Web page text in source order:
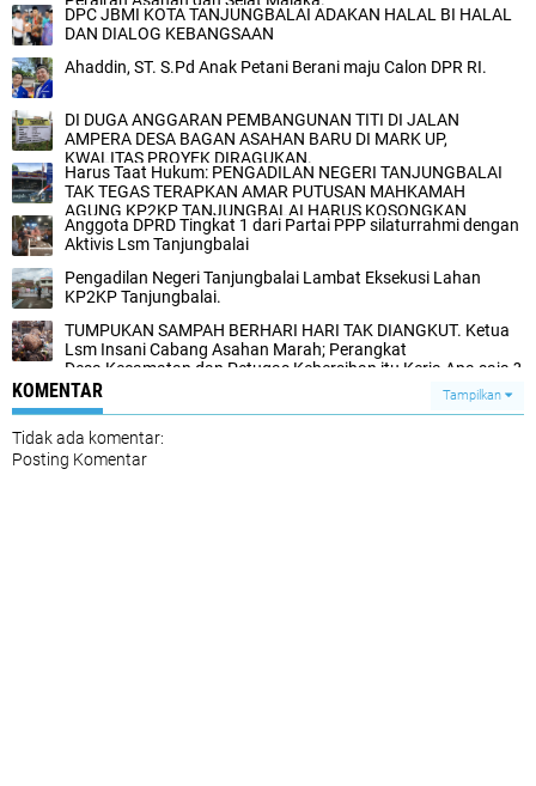
DPC JBMI KOTA TANJUNGBALAI ADAKAN HALAL BI HALAL
DAN DIALOG KEBANGSAAN
Ahaddin, ST. S.Pd Anak Petani Berani maju Calon DPR RI.
DI DUGA ANGGARAN PEMBANGUNAN TITI DI JALAN
AMPERA DESA BAGAN ASAHAN BARU DI MARK UP,
KWALITAS PROYEK DIRAGUKAN.
Harus Taat Hukum: PENGADILAN NEGERI TANJUNGBALAI
TAK TEGAS TERAPKAN AMAR PUTUSAN MAHKAMAH
AGUNG KP2KP TANJUNGBALAI HARUS KOSONGKAN
LAHAN
Anggota DPRD Tingkat 1 dari Partai PPP silaturrahmi dengan
Aktivis Lsm Tanjungbalai
Pengadilan Negeri Tanjungbalai Lambat Eksekusi Lahan
KP2KP Tanjungbalai.
TUMPUKAN SAMPAH BERHARI HARI TAK DIANGKUT. Ketua
Lsm Insani Cabang Asahan Marah; Perangkat
Desa,Kecamatan dan Petugas Kebersihan itu Kerja Apa saja ?
KOMENTAR Tampilkan
Tidak ada komentar:
Posting Komentar